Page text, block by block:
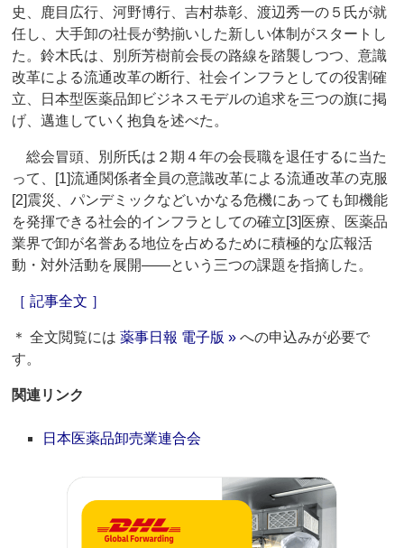
史、鹿目広行、河野博行、吉村恭彰、渡辺秀一の５氏が就
任し、大手卸の社長が勢揃いした新しい体制がスタートし
た。鈴木氏は、別所芳樹前会長の路線を踏襲しつつ、意識
改革による流通改革の断行、社会インフラとしての役割確
立、日本型医薬品卸ビジネスモデルの追求を三つの旗に掲
げ、邁進していく抱負を述べた。
総会冒頭、別所氏は２期４年の会長職を退任するに当た
って、[1]流通関係者全員の意識改革による流通改革の克服
[2]震災、パンデミックなどいかなる危機にあっても卸機能
を発揮できる社会的インフラとしての確立[3]医療、医薬品
業界で卸が名誉ある地位を占めるために積極的な広報活
動・対外活動を展開――という三つの課題を指摘した。
［ 記事全文 ］
＊ 全文閲覧には薬事日報 電子版 » への申込みが必要で
す。
関連リンク
日本医薬品卸売業連合会